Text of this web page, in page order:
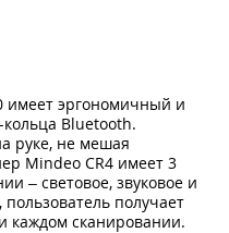
имеет эргономичный и
Bluetooth.
руке, не мешая
Mindeo CR4 имеет 3
– световое, звуковое и
получает
каждом сканировании.